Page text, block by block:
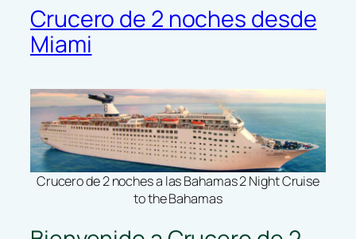
Crucero de 2 noches desde
Miami
Crucero de 2 noches a las Bahamas 2 Night Cruise
to the Bahamas